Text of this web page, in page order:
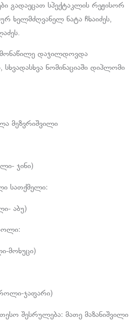
გადაეცათ სპექტაკლის რეჟისორ
ხელმძღვანელ ნატა ჩხაიძეს,
დაჯილდოვდა
ნომინაციაში დიპლომი
მეზვრიშვილი
ჯინი)
სათქმელი:
აბუ)
მოხუცი)
ჯაფარი)
შესრულება: მათე მაზანიშვილი